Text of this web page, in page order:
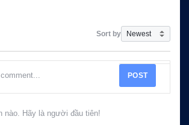
Sort by
POST
nào. Hãy là người đầu tiên!